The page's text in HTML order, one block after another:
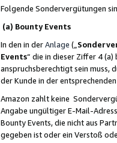
Folgende Sondervergütungen
(a) Bounty Events
In den in derAnlage („
Events“ die in dieser Ziffer 4
anspruchsberechtigt sein muss,
der Kunde in der
Amazon zahlt keine
Angabe ungültiger E-Mail-
Bounty Events, die nicht aus
gegeben ist oder ein Verstoß